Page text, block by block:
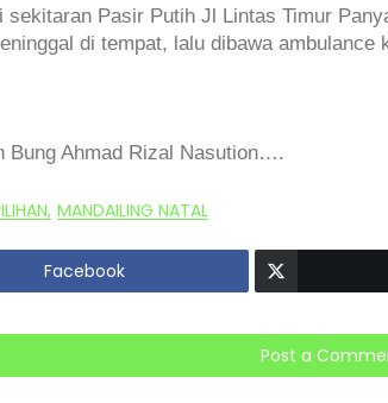
sekitaran Pasir Putih Jl Lintas Timur
di tempat, lalu dibawa ambulance
Bung Ahmad Rizal Nasution….
MANDAILING NATAL
Facebook
Post a